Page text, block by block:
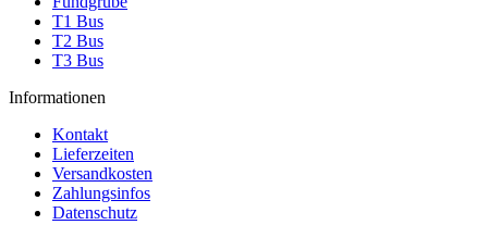
T1 Bus
T2 Bus
T3 Bus
Informationen
Kontakt
Lieferzeiten
Versandkosten
Zahlungsinfos
Datenschutz